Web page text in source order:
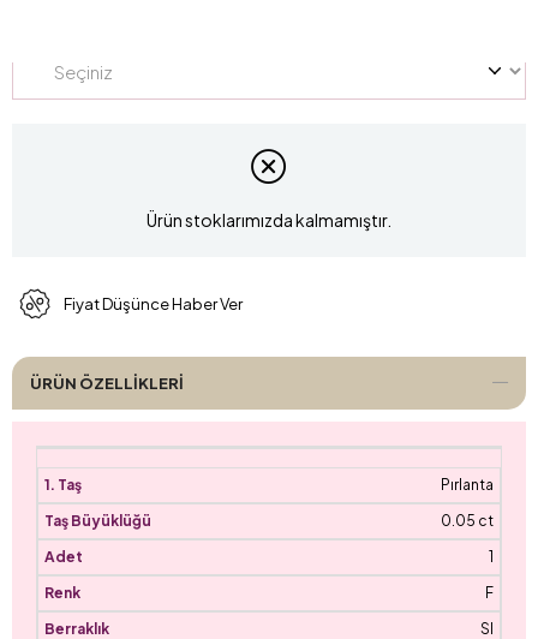
Ürün stoklarımızda kalmamıştır.
Fiyat Düşünce Haber Ver
ÜRÜN ÖZELLIKLERI
Pırlanta
0.05 ct
1
F
SI